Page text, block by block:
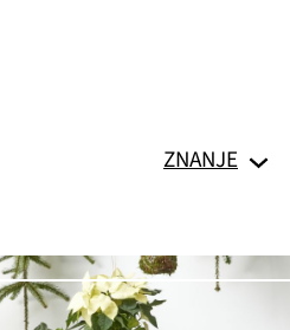
ZNANJE